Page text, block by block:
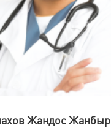
Жандос